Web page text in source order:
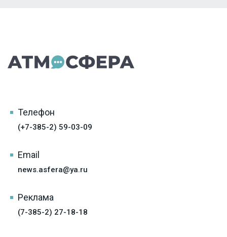
Телефон
(+7-385-2) 59-03-09
Email
news.asfera@ya.ru
Реклама
(7-385-2) 27-18-18